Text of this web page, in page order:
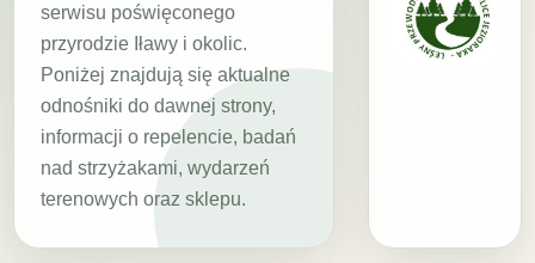
serwisu poświęconego
przyrodzie Iławy i okolic.
Poniżej znajdują się aktualne
odnośniki do dawnej strony,
informacji o repelencie, badań
nad strzyżakami, wydarzeń
terenowych oraz sklepu.